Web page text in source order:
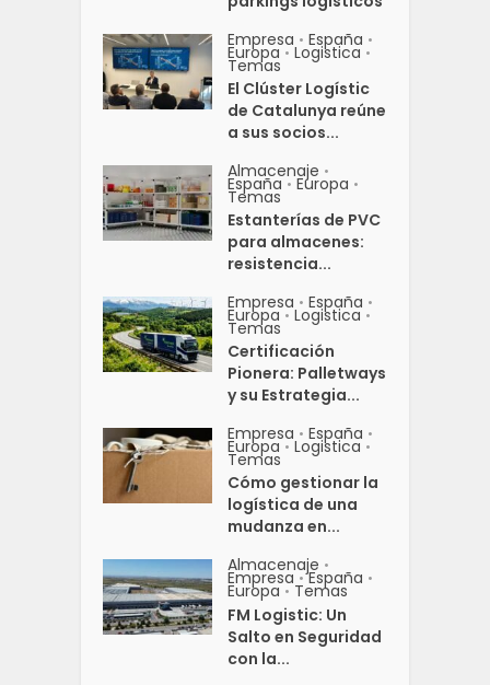
Empresa • España •
Europa • Logistica •
Temas
El Clúster Logístic
de Catalunya reúne
a sus socios...
Almacenaje •
España • Europa •
Temas
Estanterías de PVC
para almacenes:
resistencia...
Empresa • España •
Europa • Logistica •
Temas
Certificación
Pionera: Palletways
y su Estrategia...
Empresa • España •
Europa • Logistica •
Temas
Cómo gestionar la
logística de una
mudanza en...
Almacenaje •
Empresa • España •
Europa • Temas
FM Logistic: Un
Salto en Seguridad
con la...